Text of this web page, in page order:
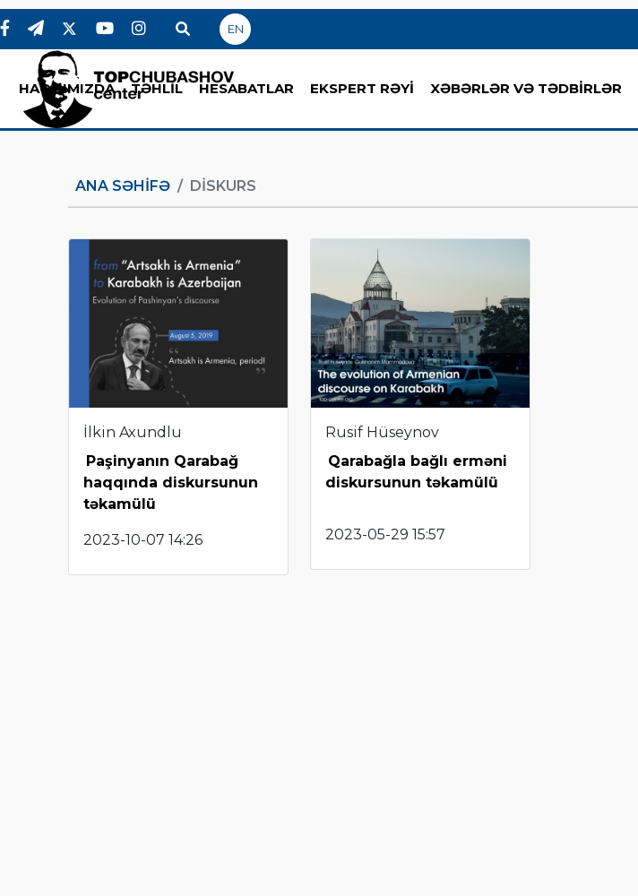
EN
HAQQIMIZDA TƏHLİL HESABATLAR EKSPERT RƏYİ XƏBƏRLƏR VƏ TƏDBİRLƏR
ANA SƏHIFƏ DISKURS
İlkin Axundlu
Paşinyanın Qarabağ
haqqında diskursunun
təkamülü
2023-10-07 14:26
Rusif Hüseynov
Qarabağla bağlı erməni
diskursunun təkamülü
2023-05-29 15:57